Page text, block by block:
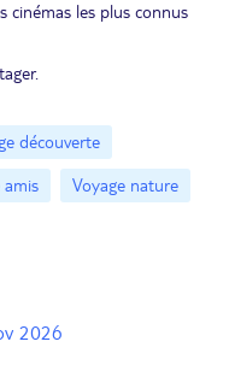
cinémas les plus connus
découverte
Voyage nature
2026